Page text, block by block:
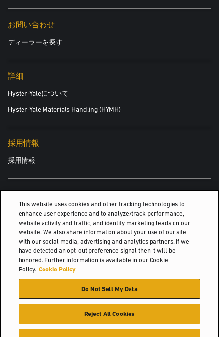
Vectra Eurolift Serviceは、どの位置からでもパレットを確認できる
ンターバランストラックを推奨しました。このカスタマイズされ
たソリューションでは、別のマテリアルハンドリング機器を使用
同社は、毎日の目標を確実に達成できる、ボール紙製芯バルクの
4,610mを特徴とし、同社固有のニーズに最適なソリューションで
す。
に合わせて最適に調整できる4つの性能モードが装備されていま
す。また、シフトでのエネルギー消費量を削減して、コストの削
減や効率性の最大化を実現する設定もあります。
オペレーターに自信と快適性を提供
ERP35VLには、オペレーターが確実に商品の荷役作業を行えるよ
うに、YaleStop™ 機能が装備されています。この機能は駐車ブレー
キを自動的に作動するため、ボール紙製芯の積み降ろしを安全に
行うことができます。特に傾斜のある場所での作業に適していま
す。
同社のオペレーターは、多くの場合、長時間シフトで作業しま
お問い合わせ
ディーラーを探す
詳細
Hyster-Yaleについて
Hyster-Yale Materials Handling (HYMH)
採用情報
採用情報
中、高所用オーダーピッカー
Yaleフリート管理
水素燃料電池駆動リフトの採用
© 2026 Hyster-Yale Materials Handling, Inc., all rights reserved.
個人情報保護方針 利用規定 利用規約 Cookieポリシー
This website uses cookies and other tracking technologies to
enhance user experience and to analyze/track performance,
website activity and traffic, and identify marketing leads on our
website. We also share information about your use of our site
with our social media, advertising and analytics partners. If we
have detected an opt-out preference signal then it will be
honored. Further information is available in our Cookie
Policy. Cookie Policy
Do Not Sell My Data
Reject All Cookies